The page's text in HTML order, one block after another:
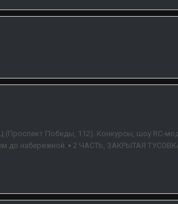
Победы, 112). Конкурсы, шоу RC-
до набережной. ▪ 2 ЧАСТЬ, ЗАКРЫТАЯ